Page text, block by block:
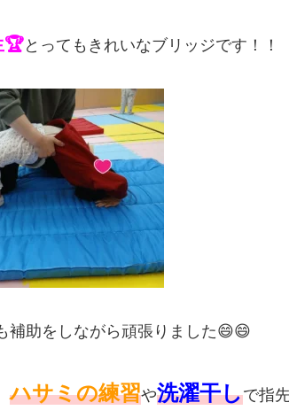
🏆とってもきれいなブリッジです！！
補助をしながら頑張りました😄😄
ハサミの練習や洗濯干しで指